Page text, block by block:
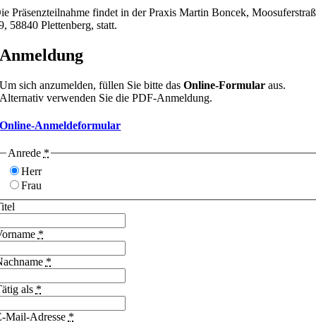
Präsenzteilnahme findet in der Praxis Martin Boncek,
58840 Plettenberg, statt.
Anmeldung
Um sich anzumelden, füllen Sie bitte dasOnline-Formular aus.
Alternativ verwenden Sie die PDF-Anmeldung.
Online-Anmeldeformular
Anrede *
Herr
Frau
*
*
als *
Mail-Adresse *